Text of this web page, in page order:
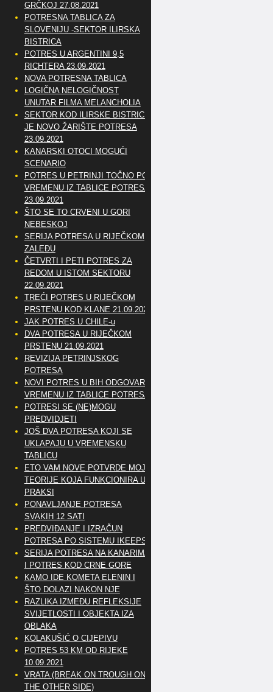
GRČKOJ 27.08.2021
POTRESNA TABLICA ZA
SLOVENIJU -SEKTOR ILIRSKA
BISTRICA
POTRES U ARGENTINI 9,5
RICHTERA 23.09.2021
NOVA POTRESNA TABLICA
LOGIČNA NELOGIČNOST
UNUTAR FILMA MELANCHOLIA
SEKTOR KOD ILIRSKE BISTRICE
JE NOVO ŽARIŠTE POTRESA
23.09.2021
KANARSKI OTOCI MOGUĆI
SCENARIO
POTRES U PETRINJI TOČNO PO
VREMENU IZ TABLICE POTRESA
23.09.2021
ŠTO SE TO CRVENI U GORI
NEBESKOJ
SERIJA POTRESA U RIJEČKOM
ZALEĐU
ČETVRTI I PETI POTRES ZA
REDOM U ISTOM SEKTORU
22.09.2021
TREĆI POTRES U RIJEČKOM
PRSTENU KOD KLANE 21.09.2021
JAK POTRES U CHILE-u
DVA POTRESA U RIJEČKOM
PRSTENU 21.09.2021
REVIZIJA PETRINJSKOG
POTRESA
NOVI POTRES U BIH ODGOVARA
VREMENU IZ TABLICE POTRESA
POTRESI SE (NE)MOGU
PREDVIDJETI
JOŠ DVA POTRESA KOJI SE
UKLAPAJU U VREMENSKU
TABLICU
ETO VAM NOVE POTVRDE MOJE
TEORIJE KOJA FUNKCIONIRA U
PRAKSI
PONAVLJANJE POTRESA
SVAKIH 12 SATI
PREDVIĐANJE I IZRAČUN
POTRESA PO SISTEMU IKEEPS
SERIJA POTRESA NA KANARIMA
I POTRES KOD CRNE GORE
KAMO IDE KOMETA ELENIN I
ŠTO DOLAZI NAKON NJE
RAZLIKA IZMEĐU REFLEKSIJE
SVIJETLOSTI I OBJEKTA IZA
OBLAKA
KOLAKUŠIĆ O CIJEPIVU
POTRES 53 KM OD RIJEKE
10.09.2021
VRATA (BREAK ON TROUGH ON
THE OTHER SIDE)